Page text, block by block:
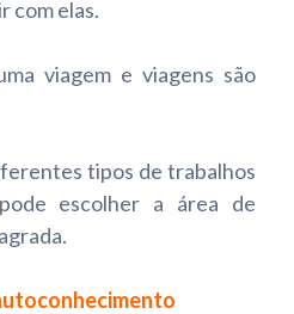
com elas.
viagem e viagens são
tipos de trabalhos
escolher a área de